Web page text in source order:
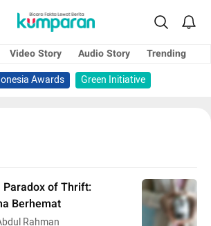
Video Story Audio Story
Trending
Awards
Green Initiative
Paradox of Thrift:
Berhemat
Rahman